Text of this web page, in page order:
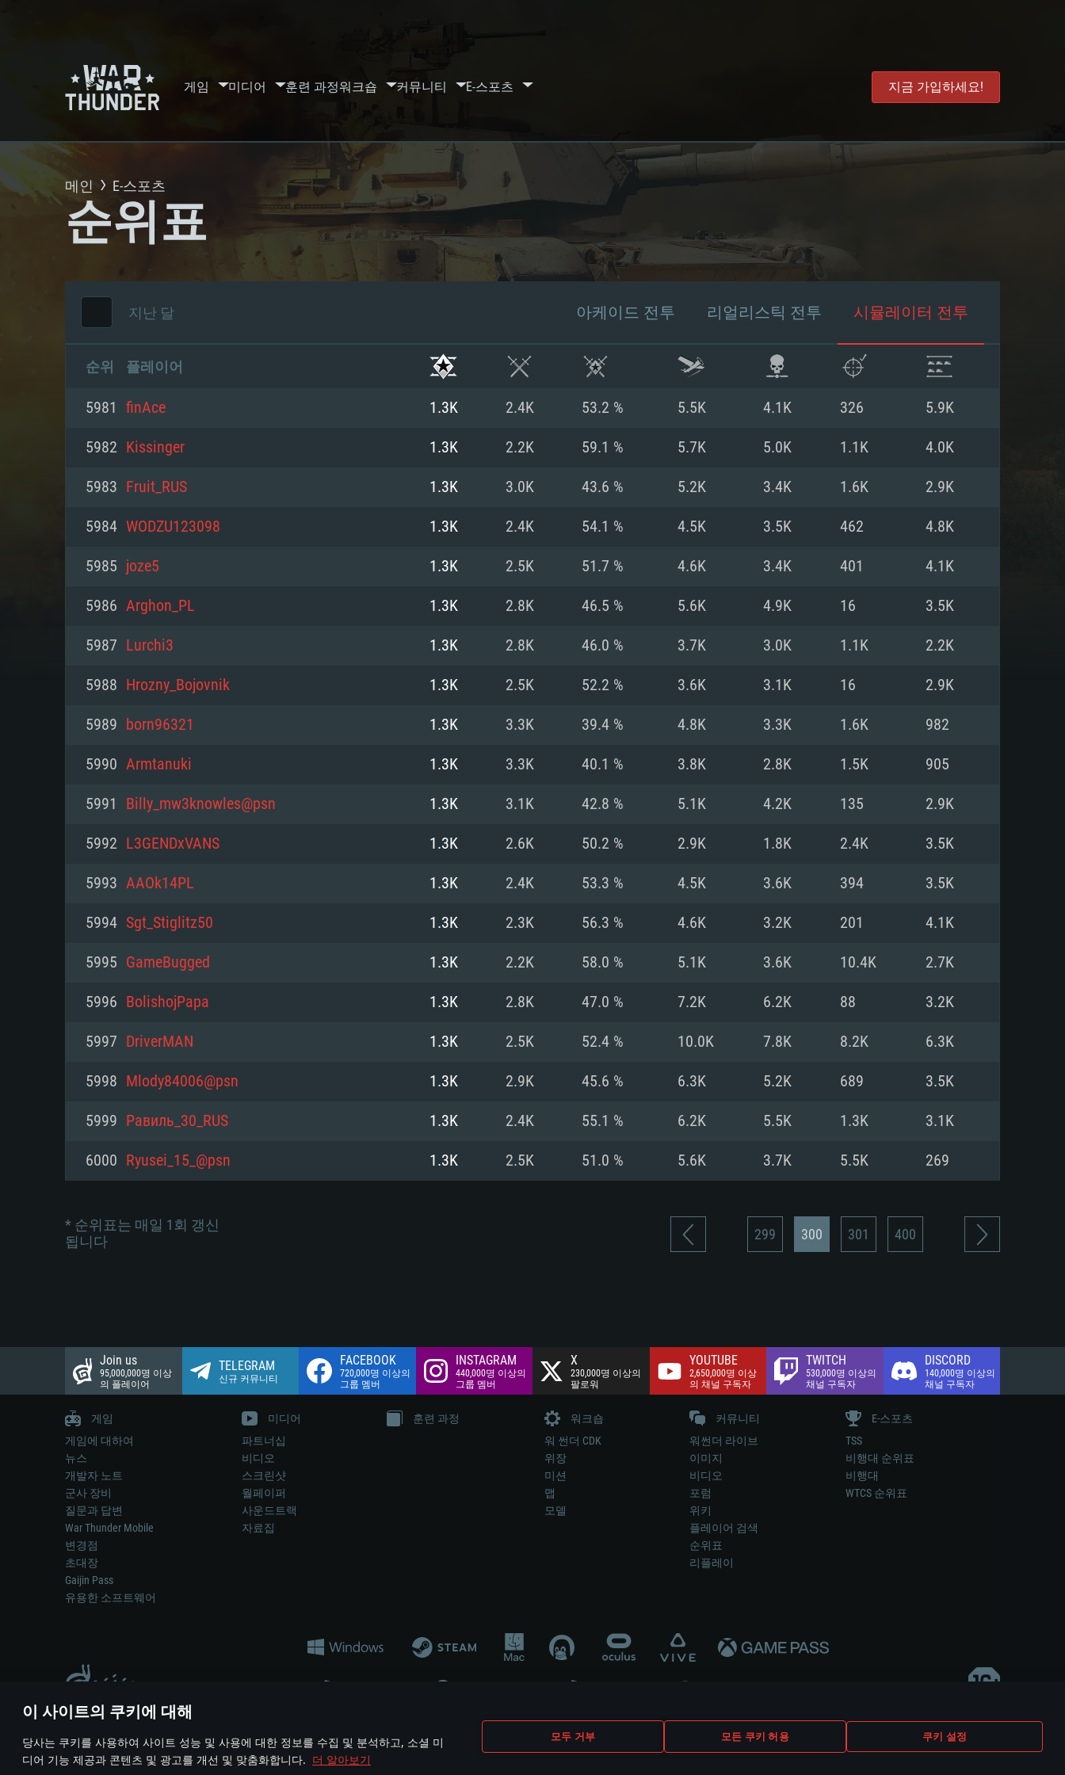
이 사이트의 쿠키에 대해
당사는 쿠키를 사용하여 사이트 성능 및 사용에 대한 정보를 수집 및 분석하고, 소셜 미
디어 기능 제공과 콘텐츠 및 광고를 개선 및 맞춤화합니다. 더 알아보기
모두 거부 모든 쿠키 허용 쿠키 설정
게임 미디어 훈련 과정워크숍 커뮤니티 E-스포츠 지금 가입하세요!
시스템 요구사항
PC MAC Linux
최소사양
운영체제: Windows 10 (64 bit)
프로세서: 2.2 GHz 듀얼코어 이상
메모리: 4GB
그래픽 카드: DirectX 11 이상을 지원하는 AMD
해상도: 720p
네트워크: 브로드밴드 인터넷
여유 저장 공간: 22.1 GB (최소 클라이언트)
권장 사양
운영체제: Windows 10/11 (64 bit)
프로세서: Intel Core i5 또는 Ryzen 5 3600 이상
메모리: 16 GB 이상
그래픽 카드: DirectX 11 이상을 지원하는 Nvidia
최소사양
운영체제: Mac OS Big Sur 11.0
프로세서: 최소 2.2 GHz의 Core i5 (Intel Xeon 은 지
(Mac), 혹은 이와 비슷한 성능을 가지는 Mac 버전
의 AMD/Nvidia. 최소 해상도: 720p
네트워크: 브로드밴드 인터넷
여유 저장 공간: 22.1 GB (최소 클라이언트)
권장 사양
운영체제: Mac OS Big Sur 11.0
프로세서: Core i7 (Intel Xeon 은 지원하지 않습니
네트워크: 브로드밴드 인터넷
여유 저장 공간: 62.2 GB (전체 클라이언트)
최소사양
운영체제: 64bit Linux 중 최신 버전
프로세서: 2.4 GHz 듀얼코어
메모리: 4 GB
그래픽 카드: Vulkan 을 지원하고, 최신 그래픽 드라
와 동급의 성능을 가지며 최신 그래픽 드라이버를
지원하는 AMD (6개월 미만; 최소사양 지원 해상도
권장 사양
운영체제: Ubuntu 20.04 64bit
프로세서: Intel Core i7
메모리: 16 GB
그래픽 카드: Vulkan 을 지원하고, 최신 그래픽 드라
와 동급의 성능을 가지며 최신 그래픽 드라이버를
지원하는 AMD RX 570 (6개월 미만; 최소사양 지원
메인 E-스포츠
순위표
지난 달 아케이드 전투 리얼리스틱 전투 시뮬레이터 전투
순위 플레이어
5981 finAce 1.3K 2.4K 53.2 % 5.5K 4.1K 326 5.9K
5982 Kissinger 1.3K 2.2K 59.1 % 5.7K 5.0K 1.1K 4.0K
5983 Fruit_RUS 1.3K 3.0K 43.6 % 5.2K 3.4K 1.6K 2.9K
5984 WODZU123098 1.3K 2.4K 54.1 % 4.5K 3.5K 462 4.8K
5985 joze5 1.3K 2.5K 51.7 % 4.6K 3.4K 401 4.1K
5986 Arghon_PL 1.3K 2.8K 46.5 % 5.6K 4.9K 16 3.5K
5987 Lurchi3 1.3K 2.8K 46.0 % 3.7K 3.0K 1.1K 2.2K
5988 Hrozny_Bojovnik 1.3K 2.5K 52.2 % 3.6K 3.1K 16 2.9K
5989 born96321 1.3K 3.3K 39.4 % 4.8K 3.3K 1.6K 982
5990 Armtanuki 1.3K 3.3K 40.1 % 3.8K 2.8K 1.5K 905
5991 Billy_mw3knowles@psn 1.3K 3.1K 42.8 % 5.1K 4.2K 135 2.9K
5992 L3GENDxVANS 1.3K 2.6K 50.2 % 2.9K 1.8K 2.4K 3.5K
5993 AAOk14PL 1.3K 2.4K 53.3 % 4.5K 3.6K 394 3.5K
5994 Sgt_Stiglitz50 1.3K 2.3K 56.3 % 4.6K 3.2K 201 4.1K
5995 GameBugged 1.3K 2.2K 58.0 % 5.1K 3.6K 10.4K 2.7K
5996 BolishojPapa 1.3K 2.8K 47.0 % 7.2K 6.2K 88 3.2K
5997 DriverMAN 1.3K 2.5K 52.4 % 10.0K 7.8K 8.2K 6.3K
5998 Mlody84006@psn 1.3K 2.9K 45.6 % 6.3K 5.2K 689 3.5K
5999 Равиль_30_RUS 1.3K 2.4K 55.1 % 6.2K 5.5K 1.3K 3.1K
6000 Ryusei_15_@psn 1.3K 2.5K 51.0 % 5.6K 3.7K 5.5K 269
* 순위표는 매일 1회 갱신
됩니다
299 300 301 400
Join us
95,000,000명 이상
의 플레이어
TELEGRAM
신규 커뮤니티
FACEBOOK
720,000명 이상의
그룹 멤버
INSTAGRAM
440,000명 이상의
그룹 멤버
X
230,000명 이상의
팔로워
YOUTUBE
2,650,000명 이상
의 채널 구독자
TWITCH
530,000명 이상의
채널 구독자
DISCORD
140,000명 이상의
채널 구독자
게임
게임에 대하여
뉴스
개발자 노트
군사 장비
질문과 답변
War Thunder Mobile
변경점
초대장
Gaijin Pass
유용한 소프트웨어
미디어
파트너십
비디오
스크린샷
월페이퍼
사운드트랙
자료집
훈련 과정
워크숍
워 썬더 CDK
위장
미션
맵
모델
커뮤니티
워썬더 라이브
이미지
비디오
포럼
위키
플레이어 검색
순위표
리플레이
E-스포츠
TSS
비행대 순위표
비행대
WTCS 순위표
게임 에서 어떠한 현실의 무기나 차량을 묘사하는 것은 무기 개발 업체나 장비 제조 업체가 게임 개발 후원 또는 홍보에 참여하지 않습니다..
© 2011—2026 Gaijin Games Kft. All trademarks, logos and brand names are the property of their respective owners.
이용 약관 이용 약관